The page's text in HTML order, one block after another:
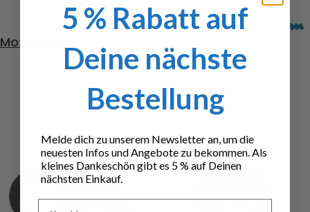
Motorritzel
4,60 €
T LIEF
ERBA
R
Kettenräder
10,50
5 % Rabatt auf
Deine nächste
Bestellung
Melde dich zu unserem Newsletter an, um die
neuesten Infos und Angebote zu bekommen. Als
kleines Dankeschön gibt es 5 % auf Deinen
nächsten Einkauf.